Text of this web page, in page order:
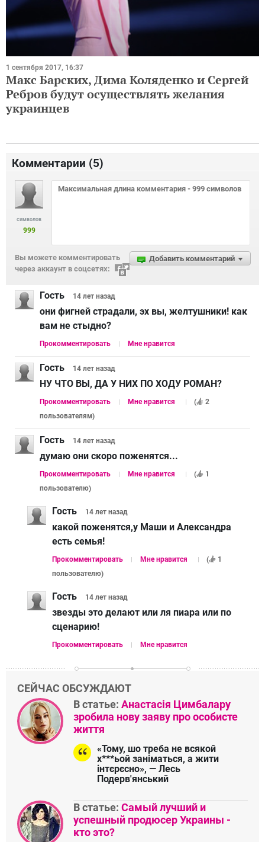
1 сентября 2017, 16:37
Макс Барских, Дима Коляденко и Сергей
Ребров будут осуществлять желания
украинцев
Комментарии (5)
символов
999
Добавить комментарий
Вы можете комментировать
через аккаунт в соцсетях:
Гость 14 лет назад
они фигней страдали, эх вы, желтушники! как
вам не стыдно?
Прокомментировать Мне нравится
Гость 14 лет назад
НУ ЧТО ВЫ, ДА У НИХ ПО ХОДУ РОМАН?
Прокомментировать Мне нравится (
2
пользователям)
Гость 14 лет назад
думаю они скоро поженятся...
Прокомментировать Мне нравится (
1
пользователю)
Гость 14 лет назад
какой поженятся,у Маши и Александра
есть семья!
Прокомментировать Мне нравится (
1
пользователю)
Гость 14 лет назад
звезды это делают или ля пиара или по
сценарию!
Прокомментировать Мне нравится
СЕЙЧАС ОБСУЖДАЮТ
В статье: Анастасія Цимбалару
зробила нову заяву про особисте
життя
«Тому, шо треба не всякой
х***ьой заніматься, а жити
інтєрєсно», — Лесь
Подерв'янський
В статье: Самый лучший и
успешный продюсер Украины -
кто это?